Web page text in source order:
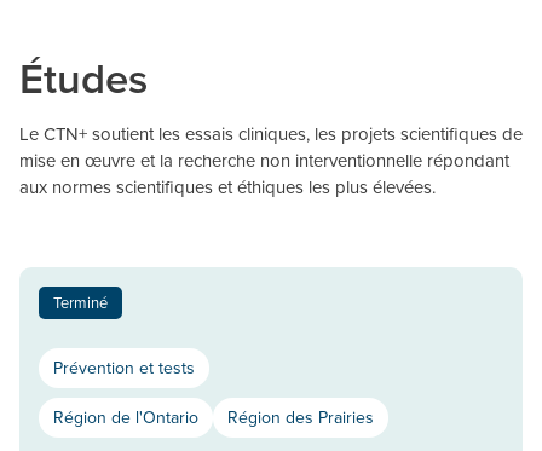
Études
Le CTN+ soutient les essais cliniques, les projets scientifiques de
mise en œuvre et la recherche non interventionnelle répondant
aux normes scientifiques et éthiques les plus élevées.
Terminé
Prévention et tests
Région de l'Ontario Région des Prairies